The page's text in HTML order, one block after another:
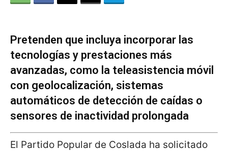
Pretenden que incluya incorporar las
tecnologías y prestaciones más
avanzadas, como la teleasistencia móvil
con geolocalización, sistemas
automáticos de detección de caídas o
sensores de inactividad prolongada
El Partido Popular de Coslada ha solicitado